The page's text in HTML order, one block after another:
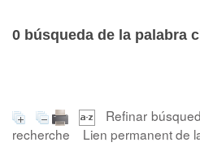
0 búsqueda de la palabra
Refinar
recherche
Lien permanent de